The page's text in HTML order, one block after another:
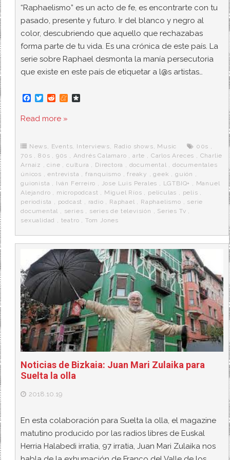
“Raphaelismo” es un acto de fe, es encontrarte con tu
pasado, presente y futuro. Ir del blanco y negro al
color, descubriendo que aquello que rechazabas
forma parte de tu vida. Es una crónica de este país. La
serie sobre Raphael desmonta la manía persecutoria
que existe en este país de etiquetar a l@s artistas…
F
e
o
k
T
t
r
R
d
M
e
r
a
Read more »
News, Events, Interviews, Radio shows, Music 00s ,
70s ,80s , 90s , Andrés Calamaro ,arte , Carlos Areces , Charlie
Arnaiz ,cine ,cultura , Directora , documental ,documentales
únicos ,entrevista , franquismo ,freaky ,geek ,guión ,
guionista , Iván Ferreiro , Jose Luis Perales , LGTBIQ+ , Manuel
Alejandro , micropodcast , Miguel Ríos , películas , pelis ,
periodista , podcast , radio , Raphael , Raphaelismo , serie
documental , series , series de televisión , Series Tv ,
sexualidad , teatro , Tom Jones
Noticias de Bizkaia: Juan Mari Zulaika para
Suelta la olla
2018.10.19
En esta colaboración para Suelta la olla, el magazine
matutino producido por las radios libres de Euskal
Herria Halabedi irratia, 97 irratia, Juan Mari Zulaika nos